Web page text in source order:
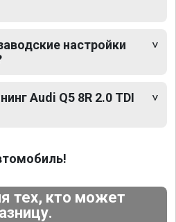
настройки
Audi Q5 8R 2.0 TDI
тех, кто может